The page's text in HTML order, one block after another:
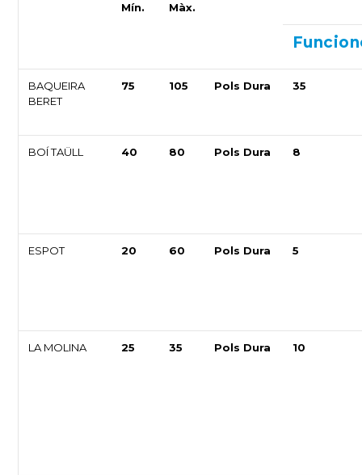
Mín. Màx.
BAQUEIRA
BERET
75 105 Pols Dura 35
BOÍ TAÜLL 40 80 Pols Dura 8
ESPOT 20 60 Pols Dura 5
LA MOLINA 25 35 Pols Dura 10